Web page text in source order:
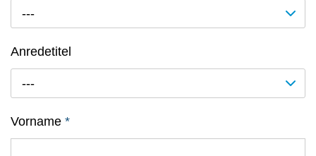
---
Anredetitel
---
Vorname *